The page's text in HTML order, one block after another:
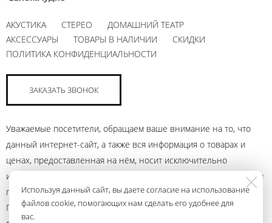
Используя данный сайт, вы даете согласие на использование
файлов cookie, помогающих нам сделать его удобнее для
вас.
АКУСТИКА СТЕРЕО
ДОМАШНИЙ ТЕАТР
АКСЕССУАРЫ
ТОВАРЫ В НАЛИЧИИ
СКИДКИ
ПОЛИТИКА КОНФИДЕНЦИАЛЬНОСТИ
ЗАКАЗАТЬ ЗВОНОК
Уважаемые посетители, обращаем ваше внимание на то, что
данный интернет-сайт, а также вся информация о товарах и
ценах, предоставленная на нём, носит исключительно
информационный характер и ни при каких условиях не является
публичной офертой, определяемой положениями Статьи 437
Гражданского кодекса Российской Федерации. Для получения